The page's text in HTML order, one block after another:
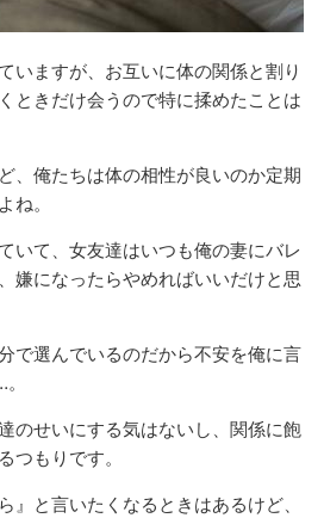
いますが、お互いに体の関係と割り
ときだけ会うので特に揉めたことは
、俺たちは体の相性が良いのか定期
ね。
いて、女友達はいつも俺の妻にバレ
嫌になったらやめればいいだけと思
で選んでいるのだから不安を俺に言
のせいにする気はないし、関係に飽
つもりです。
』と言いたくなるときはあるけど、